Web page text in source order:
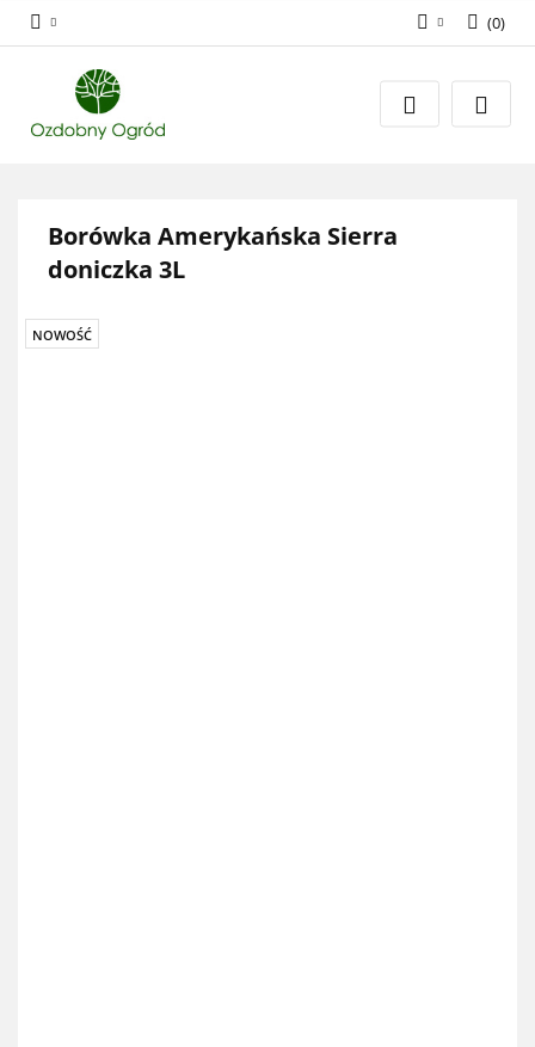
Zaloguj się
Zarejestruj się
(0)
Borówka Amerykańska Sierra
doniczka 3L
NOWOŚĆ